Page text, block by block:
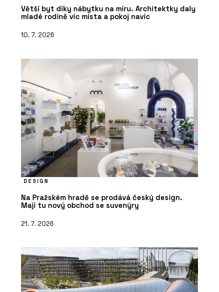
Větší byt díky nábytku na míru. Architektky daly
mladé rodině víc místa a pokoj navíc
10. 7. 2026
DESIGN
Na Pražském hradě se prodává český design.
Mají tu nový obchod se suvenýry
21. 7. 2026